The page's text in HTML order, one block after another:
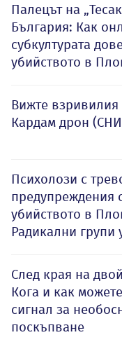
Палецът на
България: Как
субкултурата
убийството в
Вижте взривилия
Кардам дрон
Психолози с
предупреждения
убийството в
Радикални групи
След края на
Кога и как
сигнал за
поскъпване